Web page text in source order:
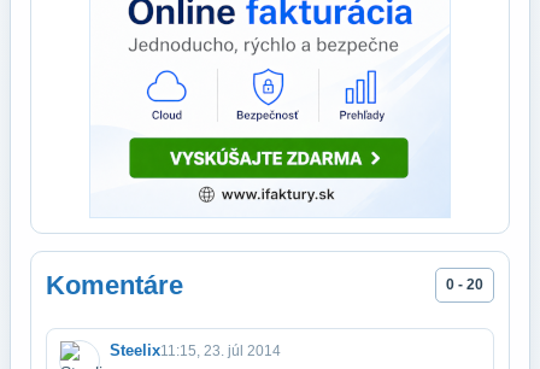
Komentáre 0 - 20
Steelix11:15, 23. júl 2014